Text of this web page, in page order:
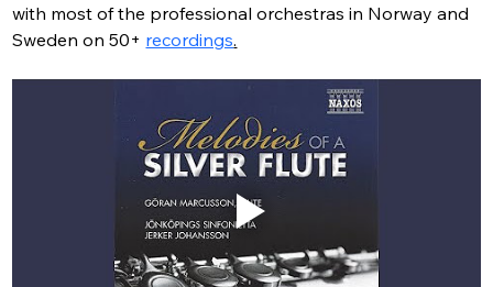
with most of the professional orchestras in Norway and
Sweden on 50+ recordings.